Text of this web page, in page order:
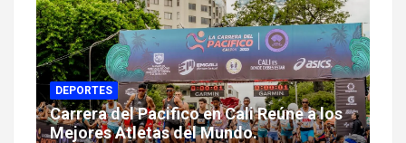
DEPORTES
Carrera del Pacifico en Cali Reúne a los
Mejores Atletas del Mundo.